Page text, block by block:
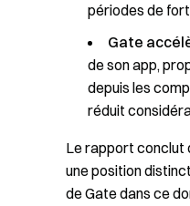
périodes de
Gate
de son app,
depuis les
réduit
Le rapport conclut
une position
de Gate dans ce